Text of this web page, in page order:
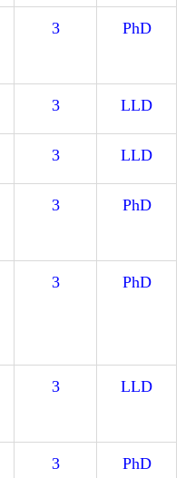
3 PhD
3 LLD
3 LLD
3 PhD
3 PhD
3 LLD
3 PhD